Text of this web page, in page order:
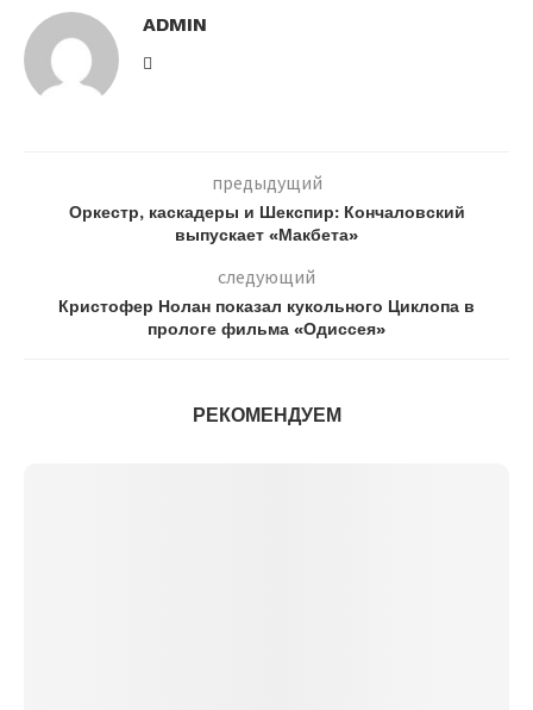
ADMIN
предыдущий
Оркестр, каскадеры и Шекспир: Кончаловский
выпускает «Макбета»
следующий
Кристофер Нолан показал кукольного Циклопа в
прологе фильма «Одиссея»
РЕКОМЕНДУЕМ